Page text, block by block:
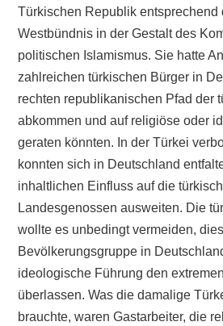
Türkischen Republik
Westbündnis in der Gestalt des
politischen Islamismus. Sie hatte
zahlreichen türkischen Bürger in
rechten republikanischen Pfad der
abkommen und auf religiöse oder
geraten könnten. In der Türkei
konnten sich in Deutschland
inhaltlichen Einfluss auf die
Landesgenossen ausweiten. Die
wollte es unbedingt vermeiden,
Bevölkerungsgruppe in
ideologische Führung den
überlassen. Was die damalige
brauchte, waren Gastarbeiter, die